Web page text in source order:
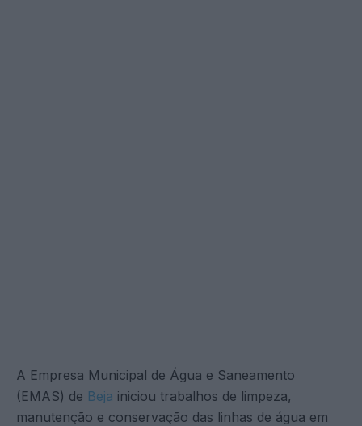
A Empresa Municipal de Água e Saneamento
(EMAS) de Beja iniciou trabalhos de limpeza,
manutenção e conservação das linhas de água em